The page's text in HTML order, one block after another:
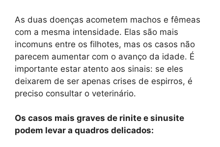
As duas doenças acometem machos e fêmeas
com a mesma intensidade. Elas são mais
incomuns entre os filhotes, mas os casos não
parecem aumentar com o avanço da idade. É
importante estar atento aos sinais: se eles
deixarem de ser apenas crises de espirros, é
preciso consultar o veterinário.
Os casos mais graves de rinite e sinusite
podem levar a quadros delicados: